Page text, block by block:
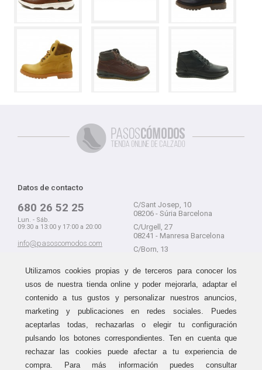
Datos de contacto
680 26 52 25
Lun. - Sáb.
09:30 a 13:00 y 17:00 a 20:00
info@pasoscomodos.com
C/Sant Josep, 10
08206 - Súria Barcelona
C/Urgell, 27
08241 - Manresa Barcelona
C/Born, 13
Guía de compra
Métodos de envío
Devolución sin problemas
Haz tus compras sin miedo a
equivocarte:
aceptamos devolucionesdurante
15 días.
Utilizamos cookies propias y de terceros para conocer los
usos de nuestra tienda online y poder mejorarla, adaptar el
contenido a tus gustos y personalizar nuestros anuncios,
marketing y publicaciones en redes sociales. Puedes
aceptarlas todas, rechazarlas o elegir tu configuración
pulsando los botones correspondientes. Ten en cuenta que
rechazar las cookies puede afectar a tu experiencia de
compra. Para más información puedes consultar